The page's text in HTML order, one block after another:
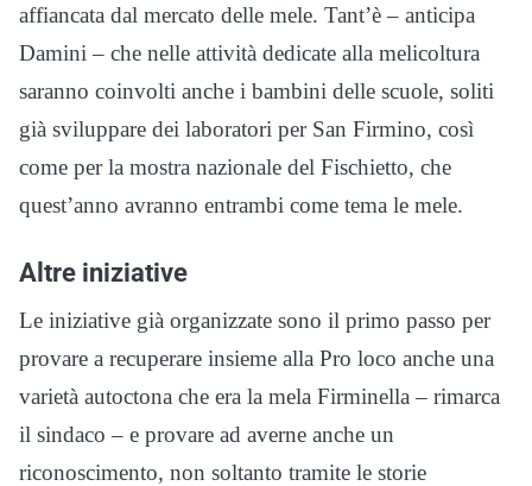
affiancata dal mercato delle mele. Tant’è – anticipa
Damini – che nelle attività dedicate alla melicoltura
saranno coinvolti anche i bambini delle scuole, soliti
già sviluppare dei laboratori per San Firmino, così
come per la mostra nazionale del Fischietto, che
quest’anno avranno entrambi come tema le mele.
Altre iniziative
Le iniziative già organizzate sono il primo passo per
provare a recuperare insieme alla Pro loco anche una
varietà autoctona che era la mela Firminella – rimarca
il sindaco – e provare ad averne anche un
riconoscimento, non soltanto tramite le storie